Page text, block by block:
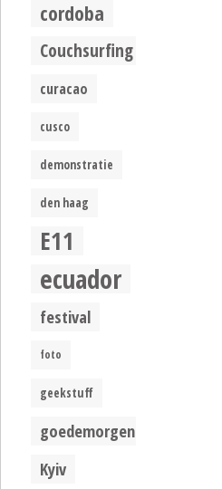
cordoba
Couchsurfing
curacao
cusco
demonstratie
den haag
E11
ecuador
festival
foto
geekstuff
goedemorgen
Kyiv